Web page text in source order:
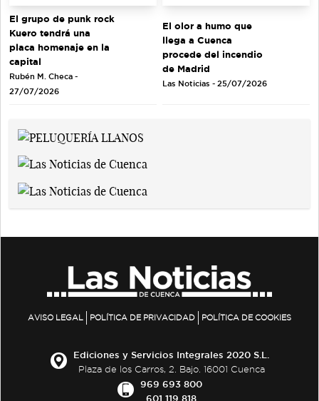
El grupo de punk rock
Kuero tendrá una
placa homenaje en la
capital
Rubén M. Checa -
27/07/2026
El olor a humo que
llega a Cuenca
procede del incendio
de Madrid
Las Noticias - 25/07/2026
AVISO LEGAL POLÍTICA DE PRIVACIDAD POLÍTICA DE COOKIES
Ediciones y Servicios Integrales 2020 S.L.
Plaza de los Carros, 2. Bajo. 16001 Cuenca
969 693 800
601 119 818